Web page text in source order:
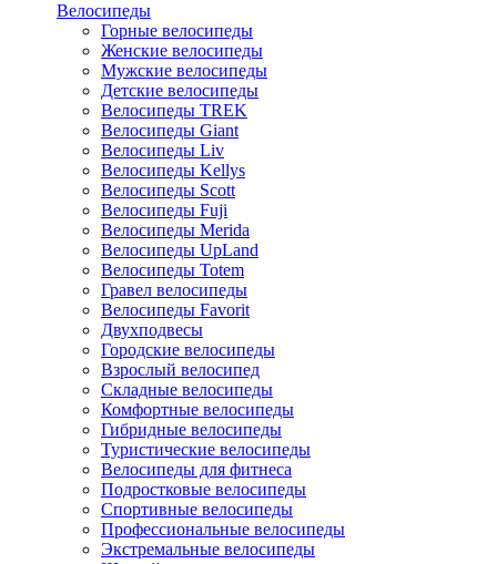
Велосипеды
Горные велосипеды
Женские велосипеды
Мужские велосипеды
Детские велосипеды
Велосипеды TREK
Велосипеды Giant
Велосипеды Liv
Велосипеды Kellys
Велосипеды Scott
Велосипеды Fuji
Велосипеды Merida
Велосипеды UpLand
Велосипеды Totem
Гравел велосипеды
Велосипеды Favorit
Двухподвесы
Городские велосипеды
Взрослый велосипед
Складные велосипеды
Комфортные велосипеды
Гибридные велосипеды
Туристические велосипеды
Велосипеды для фитнеса
Подростковые велосипеды
Спортивные велосипеды
Профессиональные велосипеды
Экстремальные велосипеды